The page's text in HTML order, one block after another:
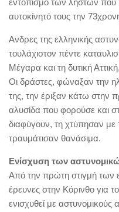
εντοπισμό των ληστών
αυτοκίνητό τους την
Ανδρες της ελληνικής
τουλάχιστον πέντε
Μέγαρα και τη δυτική
Οι δράστες, φώναξαν την
της, την έριξαν κάτω στην
αλυσίδα που φορούσε και
διαφύγουν, τη χτύπησαν με
τραυμάτισαν θανάσιμα.
Ενίσχυση των
Από την πρώτη στιγμή των
έρευνες στην Κόρινθο για
ενισχυθεί με